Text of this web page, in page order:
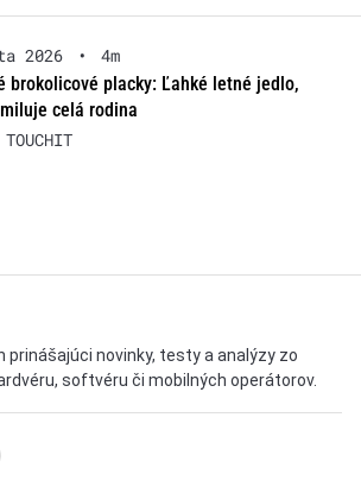
2026 •
4m
brokolicové placky: Ľahké letné jedlo,
celá rodina
prinášajúci novinky, testy a analýzy zo
softvéru či mobilných operátorov.